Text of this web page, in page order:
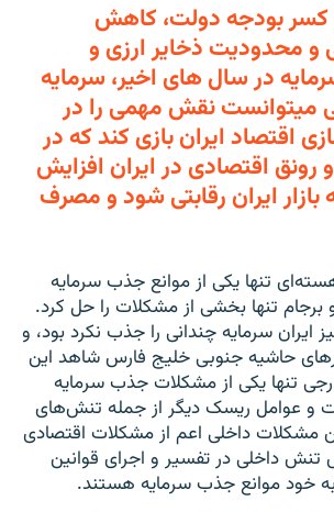
کسر بودجه دولت، کاهش
و محدودیت ذخایر ارزی و
در سال های اخیر، سرمایه
میتوانست نقش مهمی را در
اقتصاد ایران بازی کند که در
رونق اقتصادی در ایران افزایش
بازار ایران رقابتی شود و مصرف
تنها یکی از موانع جذب سرمایه
برجام تنها بخشی از مشکلات را حل کرد.
ایران سرمایه چندانی را جذب نکرد بود، و
حاشیه جنوبی خلیج فارس شاهد این
تنها یکی از مشکلات جذب سرمایه
و عوامل ریسک دیگر از جمله تنش‌های
مشکلات داخلی اعم از مشکلات اقتصادی
داخلی در تفسیر و اجرای قوانین
خود موانع جذب سرمایه هستند.